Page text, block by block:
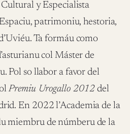
y Especialista
patrimoniu, hestoria,
Ta formáu como
col Máster de
Pol so llabor a favor del
Premiu Urogallo 2012 del
En 2022 l’Academia de la
miembru de númberu de la